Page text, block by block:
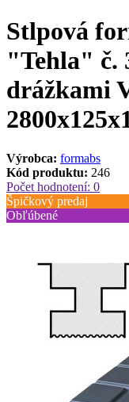
Stlpová
"Tehla" č.
drážkami
Výrobca: formabs
Kód produktu: 246
Počet hodnotení: 0
Špičkový predaj
Obľúbené